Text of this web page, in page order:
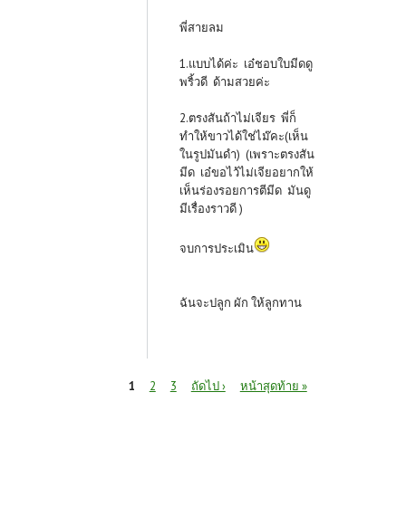
พี่สายลม
1.แบบได้ค่ะ เอ๋ชอบใบมีดดู
พริ้วดี ด้ามสวยค่ะ
2.ตรงสันถ้าไม่เจียร พี่ก็
ทำให้ขาวได้ใช่ไม๊คะ(เห็น
ในรูปมันดำ) (เพราะตรงสัน
มีด เอ๋ขอไว้ไม่เจียอยากให้
เห็นร่องรอยการตีมีด มันดู
มีเรื่องราวดี )
จบการประเมิน
ฉันจะปลูก ผัก ให้ลูกทาน
1 2 3 ถัดไป › หน้าสุดท้าย »